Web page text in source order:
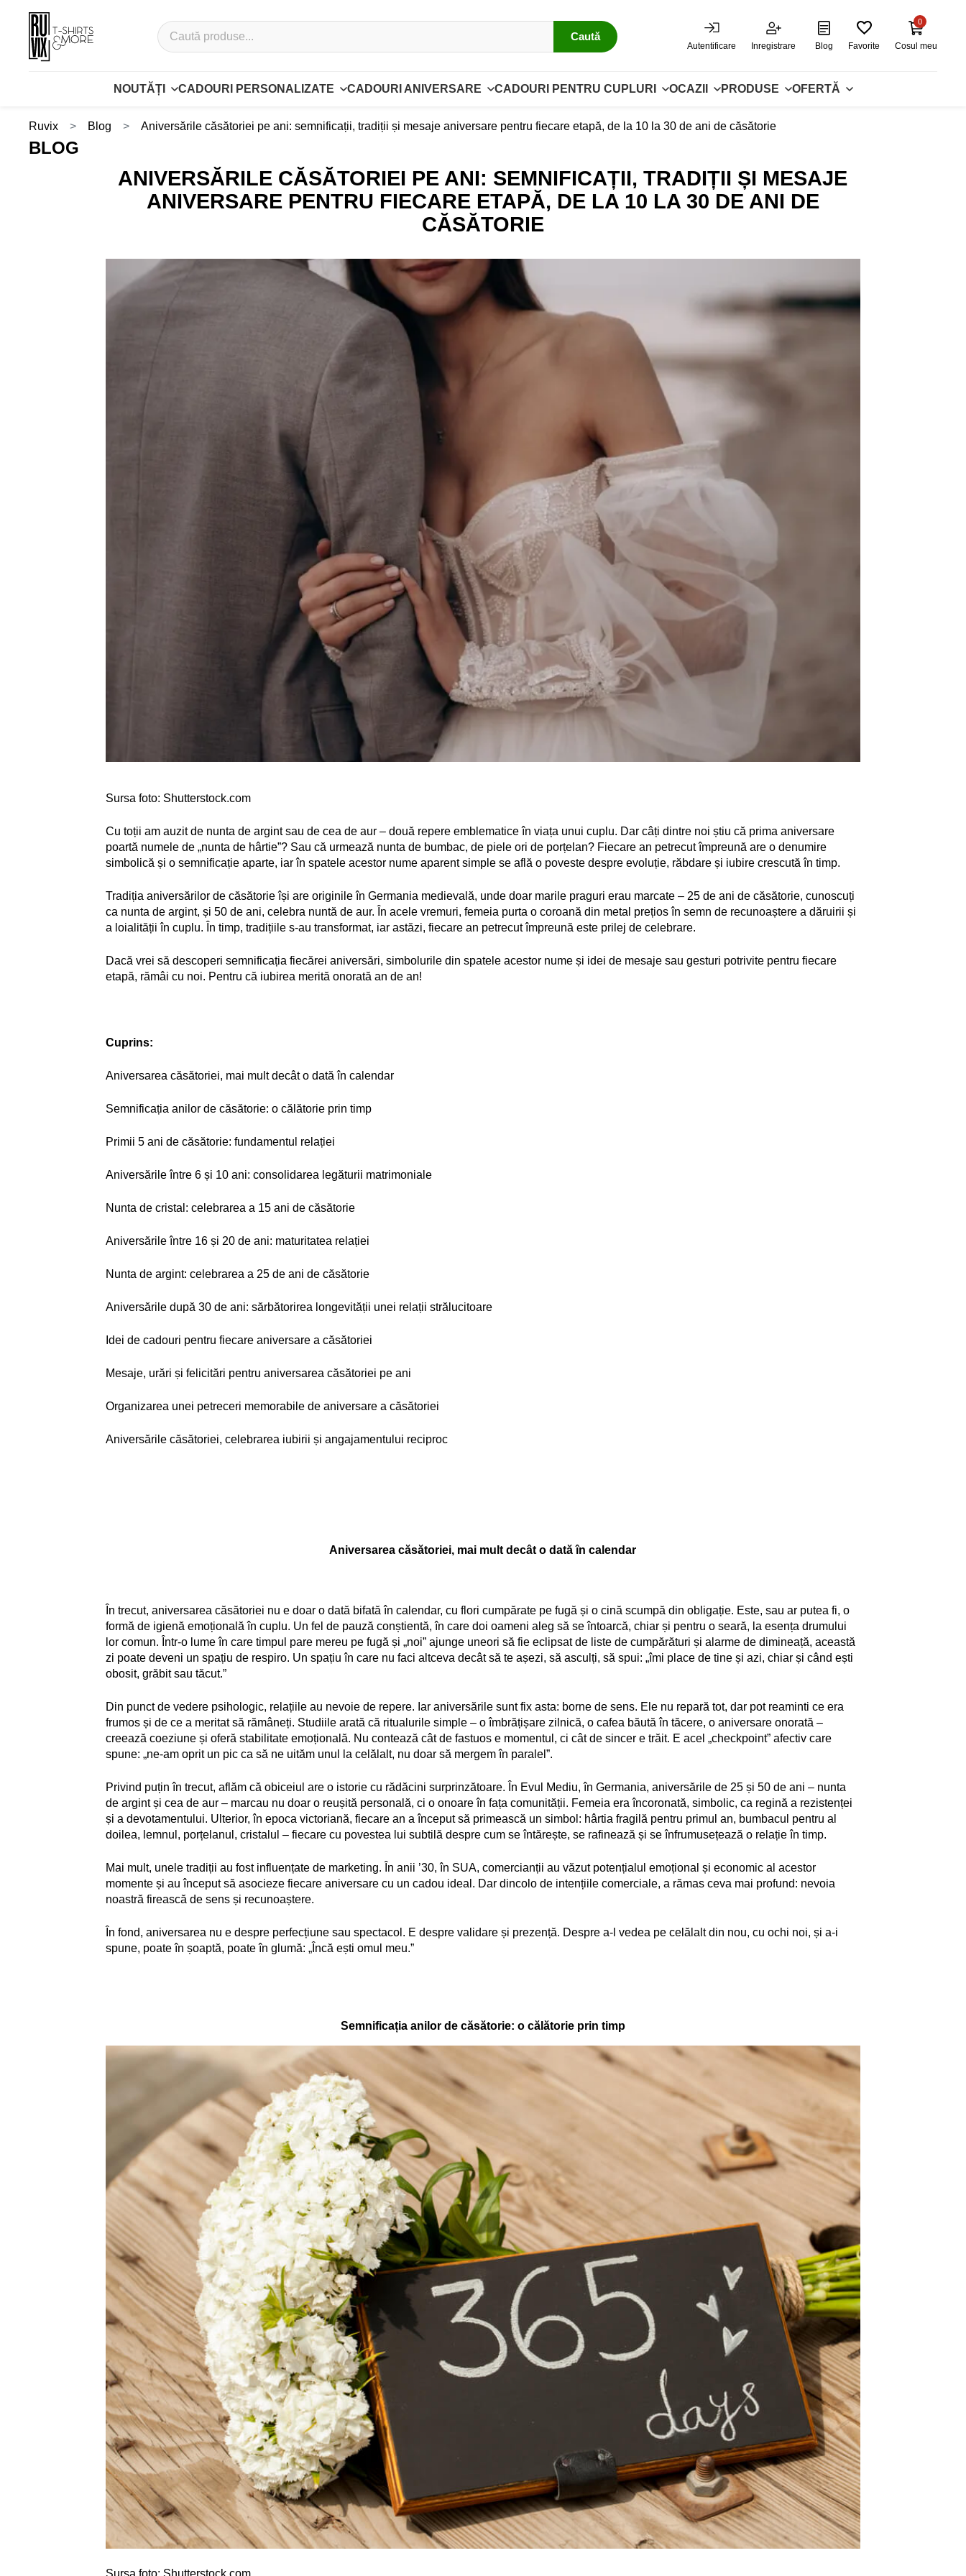
Caută
Autentificare Inregistrare Blog Favorite Cosul meu
0
NOUTĂȚI CADOURI PERSONALIZATE CADOURI ANIVERSARE CADOURI PENTRU CUPLURI OCAZII PRODUSE OFERTĂ
Ruvix Blog Aniversările căsătoriei pe ani: semnificații, tradiții și mesaje aniversare pentru fiecare etapă, de la 10 la 30 de ani de căsătorie
BLOG
ANIVERSĂRILE CĂSĂTORIEI PE ANI: SEMNIFICAȚII, TRADIȚII ȘI MESAJE
ANIVERSARE PENTRU FIECARE ETAPĂ, DE LA 10 LA 30 DE ANI DE
CĂSĂTORIE
Sursa foto: Shutterstock.com
Cu toții am auzit de nunta de argint sau de cea de aur – două repere emblematice în viața unui cuplu. Dar câți dintre noi știu că prima aniversare
poartă numele de „nunta de hârtie”? Sau că urmează nunta de bumbac, de piele ori de porțelan? Fiecare an petrecut împreună are o denumire
simbolică și o semnificație aparte, iar în spatele acestor nume aparent simple se află o poveste despre evoluție, răbdare și iubire crescută în timp.
Tradiția aniversărilor de căsătorie își are originile în Germania medievală, unde doar marile praguri erau marcate – 25 de ani de căsătorie, cunoscuți
ca nunta de argint, și 50 de ani, celebra nuntă de aur. În acele vremuri, femeia purta o coroană din metal prețios în semn de recunoaștere a dăruirii și
a loialității în cuplu. În timp, tradițiile s-au transformat, iar astăzi, fiecare an petrecut împreună este prilej de celebrare.
Dacă vrei să descoperi semnificația fiecărei aniversări, simbolurile din spatele acestor nume și idei de mesaje sau gesturi potrivite pentru fiecare
etapă, rămâi cu noi. Pentru că iubirea merită onorată an de an!
Cuprins:
Aniversarea căsătoriei, mai mult decât o dată în calendar
Semnificația anilor de căsătorie: o călătorie prin timp
Primii 5 ani de căsătorie: fundamentul relației
Aniversările între 6 și 10 ani: consolidarea legăturii matrimoniale
Nunta de cristal: celebrarea a 15 ani de căsătorie
Aniversările între 16 și 20 de ani: maturitatea relației
Nunta de argint: celebrarea a 25 de ani de căsătorie
Aniversările după 30 de ani: sărbătorirea longevității unei relații strălucitoare
Idei de cadouri pentru fiecare aniversare a căsătoriei
Mesaje, urări și felicitări pentru aniversarea căsătoriei pe ani
Organizarea unei petreceri memorabile de aniversare a căsătoriei
Aniversările căsătoriei, celebrarea iubirii și angajamentului reciproc
Aniversarea căsătoriei, mai mult decât o dată în calendar
În trecut, aniversarea căsătoriei nu e doar o dată bifată în calendar, cu flori cumpărate pe fugă și o cină scumpă din obligație. Este, sau ar putea fi, o
formă de igienă emoțională în cuplu. Un fel de pauză conștientă, în care doi oameni aleg să se întoarcă, chiar și pentru o seară, la esența drumului
lor comun. Într-o lume în care timpul pare mereu pe fugă și „noi” ajunge uneori să fie eclipsat de liste de cumpărături și alarme de dimineață, această
zi poate deveni un spațiu de respiro. Un spațiu în care nu faci altceva decât să te așezi, să asculți, să spui: „îmi place de tine și azi, chiar și când ești
obosit, grăbit sau tăcut.”
Din punct de vedere psihologic, relațiile au nevoie de repere. Iar aniversările sunt fix asta: borne de sens. Ele nu repară tot, dar pot reaminti ce era
frumos și de ce a meritat să rămâneți. Studiile arată că ritualurile simple – o îmbrățișare zilnică, o cafea băută în tăcere, o aniversare onorată –
creează coeziune și oferă stabilitate emoțională. Nu contează cât de fastuos e momentul, ci cât de sincer e trăit. E acel „checkpoint” afectiv care
spune: „ne-am oprit un pic ca să ne uităm unul la celălalt, nu doar să mergem în paralel”.
Privind puțin în trecut, aflăm că obiceiul are o istorie cu rădăcini surprinzătoare. În Evul Mediu, în Germania, aniversările de 25 și 50 de ani – nunta
de argint și cea de aur – marcau nu doar o reușită personală, ci o onoare în fața comunității. Femeia era încoronată, simbolic, ca regină a rezistenței
și a devotamentului. Ulterior, în epoca victoriană, fiecare an a început să primească un simbol: hârtia fragilă pentru primul an, bumbacul pentru al
doilea, lemnul, porțelanul, cristalul – fiecare cu povestea lui subtilă despre cum se întărește, se rafinează și se înfrumusețează o relație în timp.
Mai mult, unele tradiții au fost influențate de marketing. În anii ’30, în SUA, comercianții au văzut potențialul emoțional și economic al acestor
momente și au început să asocieze fiecare aniversare cu un cadou ideal. Dar dincolo de intențiile comerciale, a rămas ceva mai profund: nevoia
noastră firească de sens și recunoaștere.
În fond, aniversarea nu e despre perfecțiune sau spectacol. E despre validare și prezență. Despre a-l vedea pe celălalt din nou, cu ochi noi, și a-i
spune, poate în șoaptă, poate în glumă: „Încă ești omul meu.”
Semnificația anilor de căsătorie: o călătorie prin timp